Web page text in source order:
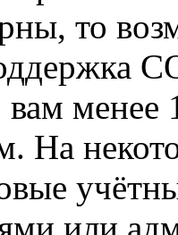
то
вам
На